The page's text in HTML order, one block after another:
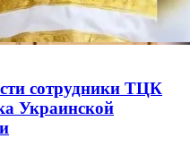
сотрудники ТЦК
Украинской